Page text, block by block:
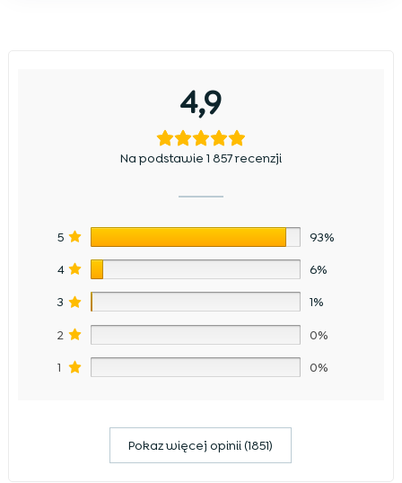
4,9
Na podstawie 1 857 recenzji
5 93%
4 6%
3 1%
2 0%
1 0%
Pokaz więcej opinii (1851)